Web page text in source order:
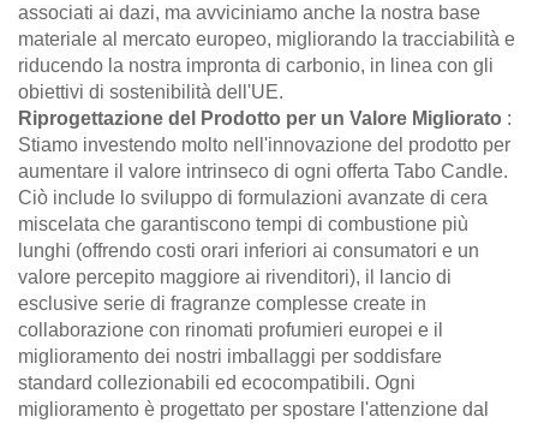
associati ai dazi, ma avviciniamo anche la nostra base
materiale al mercato europeo, migliorando la tracciabilità e
riducendo la nostra impronta di carbonio, in linea con gli
obiettivi di sostenibilità dell'UE.
Riprogettazione del Prodotto per un Valore Migliorato :
Stiamo investendo molto nell'innovazione del prodotto per
aumentare il valore intrinseco di ogni offerta Tabo Candle.
Ciò include lo sviluppo di formulazioni avanzate di cera
miscelata che garantiscono tempi di combustione più
lunghi (offrendo costi orari inferiori ai consumatori e un
valore percepito maggiore ai rivenditori), il lancio di
esclusive serie di fragranze complesse create in
collaborazione con rinomati profumieri europei e il
miglioramento dei nostri imballaggi per soddisfare
standard collezionabili ed ecocompatibili. Ogni
miglioramento è progettato per spostare l'attenzione dal